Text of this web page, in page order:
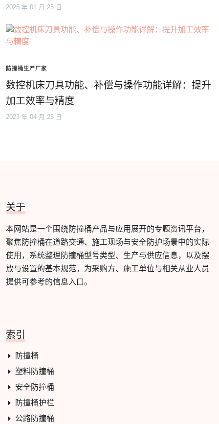
2025 年 01 月 25 日
防撞桶生产厂家
数控机床刀具功能、补偿与操作功能详解：提升
加工效率与精度
2023 年 04 月 25 日
关于
本网站是一个围绕防撞桶产品与应用展开的专题资讯平台，
聚焦防撞桶在道路交通、施工现场与安全防护场景中的实际
使用，系统整理防撞桶型号类型、生产与供应信息，以及摆
放与设置的基本规范，为采购方、施工单位与相关从业人员
提供可参考的信息入口。
索引
防撞桶
塑料防撞桶
安全防撞桶
防撞桶护栏
公路防撞桶